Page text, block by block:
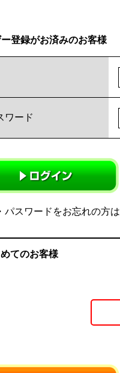
登録がお済みのお客様
ワード
パスワードをお忘れの方は
てのお客様